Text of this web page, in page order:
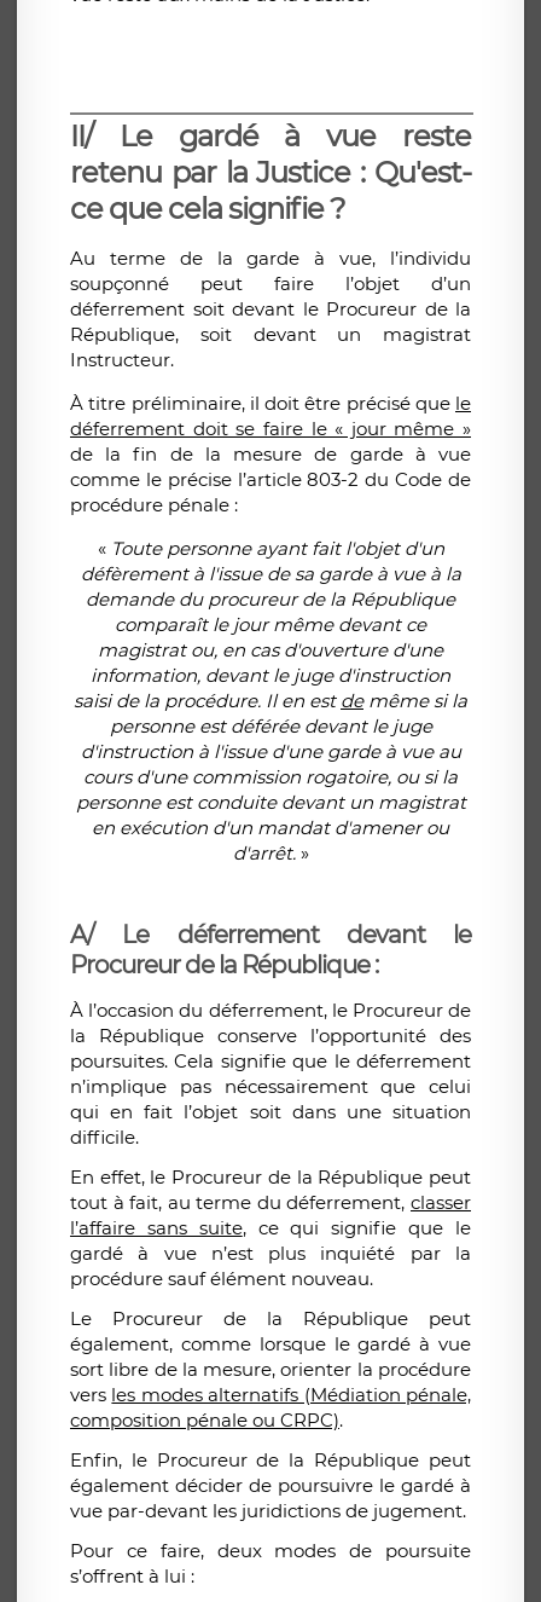
II/ Le gardé à vue reste
retenu par la Justice : Qu'est-
ce que cela signifie ?
Au terme de la garde à vue, l’individu
soupçonné peut faire l’objet d’un
déferrement soit devant le Procureur de la
République, soit devant un magistrat
Instructeur.
À titre préliminaire, il doit être précisé que le
déferrement doit se faire le « jour même »
de la fin de la mesure de garde à vue
comme le précise l’article 803-2 du Code de
procédure pénale :
« Toute personne ayant fait l'objet d'un
défèrement à l'issue de sa garde à vue à la
demande du procureur de la République
comparaît le jour même devant ce
magistrat ou, en cas d'ouverture d'une
information, devant le juge d'instruction
saisi de la procédure. Il en est demême si la
personne est déférée devant le juge
d'instruction à l'issue d'une garde à vue au
cours d'une commission rogatoire, ou si la
personne est conduite devant un magistrat
en exécution d'un mandat d'amener ou
d'arrêt. »
A/ Le déferrement devant le
Procureur de la République :
À l’occasion du déferrement, le Procureur de
la République conserve l’opportunité des
poursuites. Cela signifie que le déferrement
n’implique pas nécessairement que celui
qui en fait l’objet soit dans une situation
difficile.
En effet, le Procureur de la République peut
tout à fait, au terme du déferrement, classer
l’affaire sans suite, ce qui signifie que le
gardé à vue n’est plus inquiété par la
procédure sauf élément nouveau.
Le Procureur de la République peut
également, comme lorsque le gardé à vue
sort libre de la mesure, orienter la procédure
vers les modes alternatifs (Médiation pénale,
composition pénale ou CRPC).
Enfin, le Procureur de la République peut
également décider de poursuivre le gardé à
vue par-devant les juridictions de jugement.
Pour ce faire, deux modes de poursuite
s’offrent à lui :